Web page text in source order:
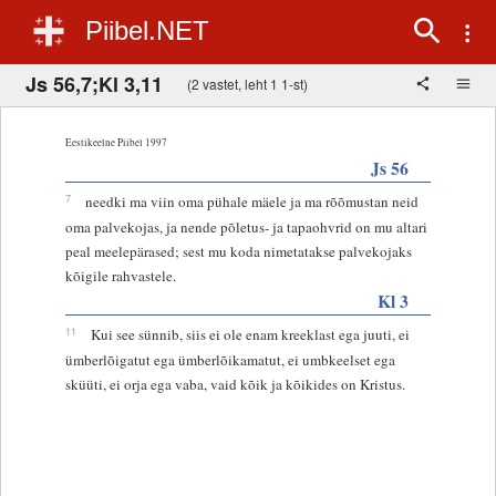
Piibel.NET
Js 56,7;Kl 3,11 (2 vastet, leht 1 1-st)
Eestikeelne Piibel 1997
Js 56
7
needki ma viin oma pühale mäele ja ma rõõmustan neid
oma palvekojas, ja nende põletus- ja tapaohvrid on mu altari
peal meelepärased; sest mu koda nimetatakse palvekojaks
kõigile rahvastele.
Kl 3
11
Kui see sünnib, siis ei ole enam kreeklast ega juuti, ei
ümberlõigatut ega ümberlõikamatut, ei umbkeelset ega
sküüti, ei orja ega vaba, vaid kõik ja kõikides on Kristus.